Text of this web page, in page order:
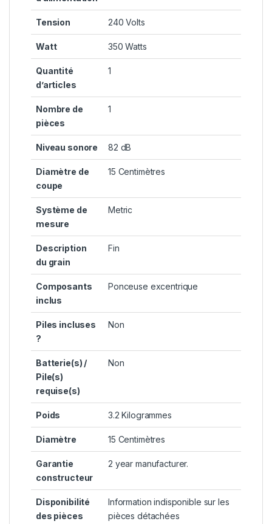
Tension ‎240 Volts
Watt ‎350 Watts
Quantité
d’articles
‎1
Nombre de
pièces
‎1
Niveau sonore ‎82 dB
Diamètre de
coupe
‎15 Centimètres
Système de
mesure
‎Metric
Description
du grain
‎Fin
Composants
inclus
‎Ponceuse excentrique
Piles incluses
?
‎Non
Batterie(s) /
Pile(s)
requise(s)
‎Non
Poids ‎3.2 Kilogrammes
Diamètre ‎15 Centimètres
Garantie
constructeur
‎2 year manufacturer.
Disponibilité
des pièces
‎Information indisponible sur les
pièces détachées